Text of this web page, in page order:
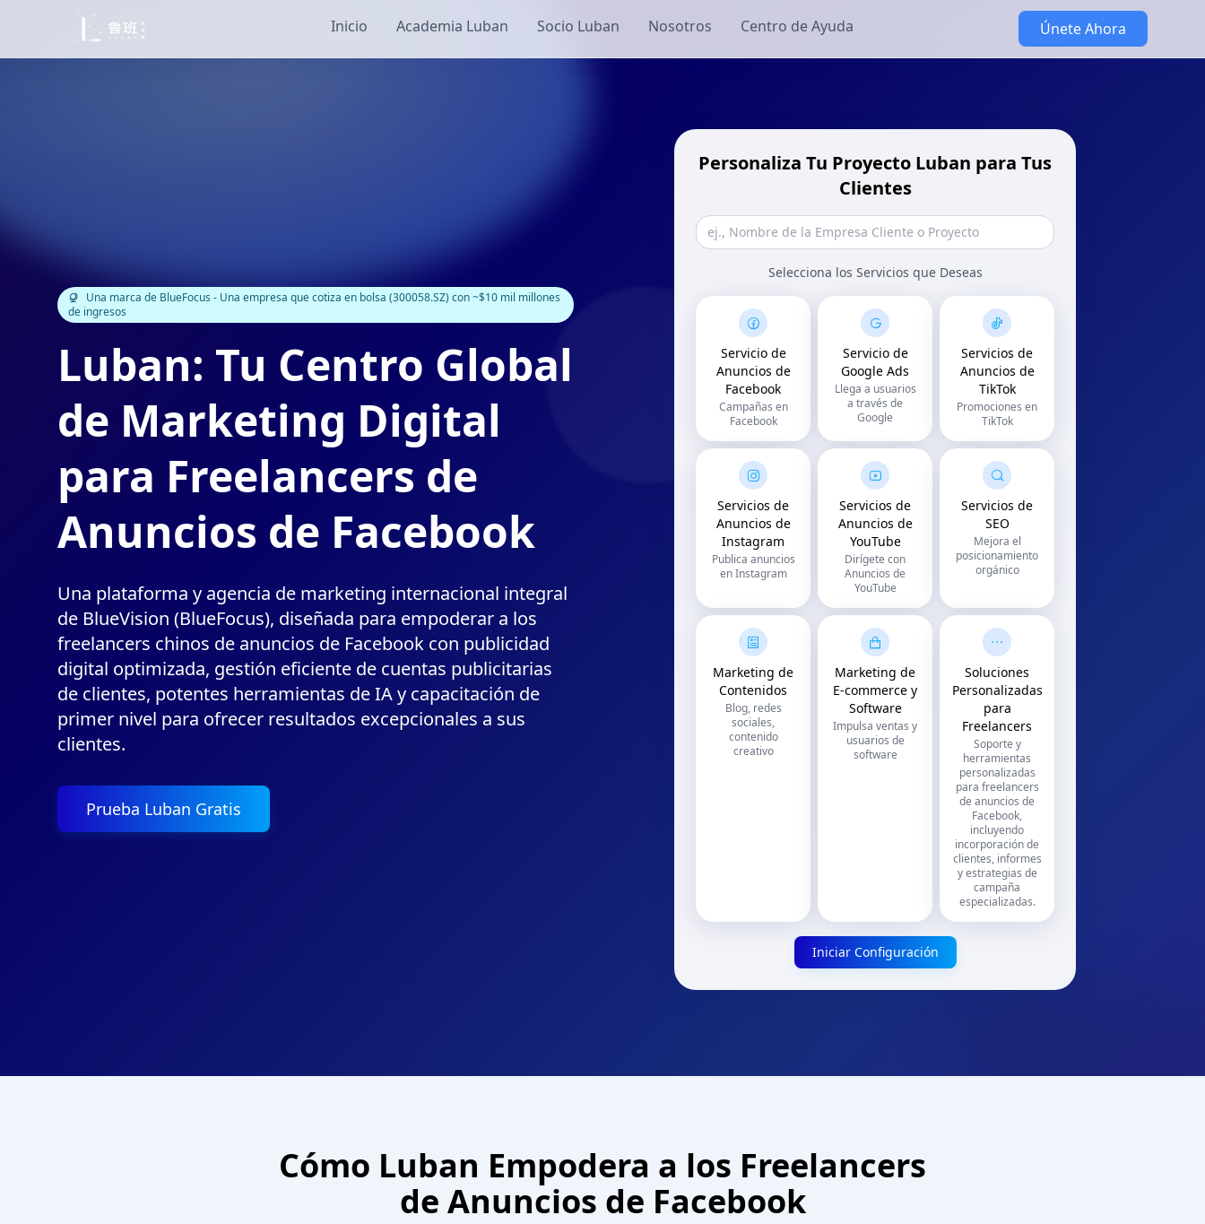
Inicio Academia Luban Socio Luban Nosotros Centro de Ayuda Únete Ahora
Una marca de BlueFocus - Una empresa que cotiza en bolsa (300058.SZ) con ~$10 mil millones
de ingresos
Luban: Tu Centro Global
de Marketing Digital
para Freelancers de
Anuncios de Facebook
Una plataforma y agencia de marketing internacional integral
de BlueVision (BlueFocus), diseñada para empoderar a los
freelancers chinos de anuncios de Facebook con publicidad
digital optimizada, gestión eficiente de cuentas publicitarias
de clientes, potentes herramientas de IA y capacitación de
primer nivel para ofrecer resultados excepcionales a sus
clientes.
Prueba Luban Gratis
Personaliza Tu Proyecto Luban para Tus
Clientes
Selecciona los Servicios que Deseas
Servicio de
Anuncios de
Facebook
Campañas en
Facebook
Servicio de
Google Ads
Llega a usuarios
a través de
Google
Servicios de
Anuncios de
TikTok
Promociones en
TikTok
Servicios de
Anuncios de
Instagram
Publica anuncios
en Instagram
Servicios de
Anuncios de
YouTube
Dirígete con
Anuncios de
YouTube
Servicios de
SEO
Mejora el
posicionamiento
orgánico
Marketing de
Contenidos
Blog, redes
sociales,
contenido
creativo
Marketing de
E-commerce y
Software
Impulsa ventas y
usuarios de
software
Soluciones
Personalizadas
para
Freelancers
Soporte y
herramientas
personalizadas
para freelancers
de anuncios de
Facebook,
incluyendo
incorporación de
clientes, informes
y estrategias de
campaña
especializadas.
Iniciar Configuración
Cómo Luban Empodera a los Freelancers
de Anuncios de Facebook